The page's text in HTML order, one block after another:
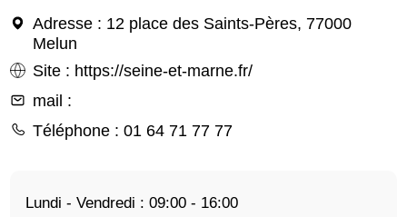
Adresse : 12 place des Saints-Pères, 77000
Melun
Site : https://seine-et-marne.fr/
mail :
Téléphone : 01 64 71 77 77
Lundi - Vendredi : 09:00 - 16:00